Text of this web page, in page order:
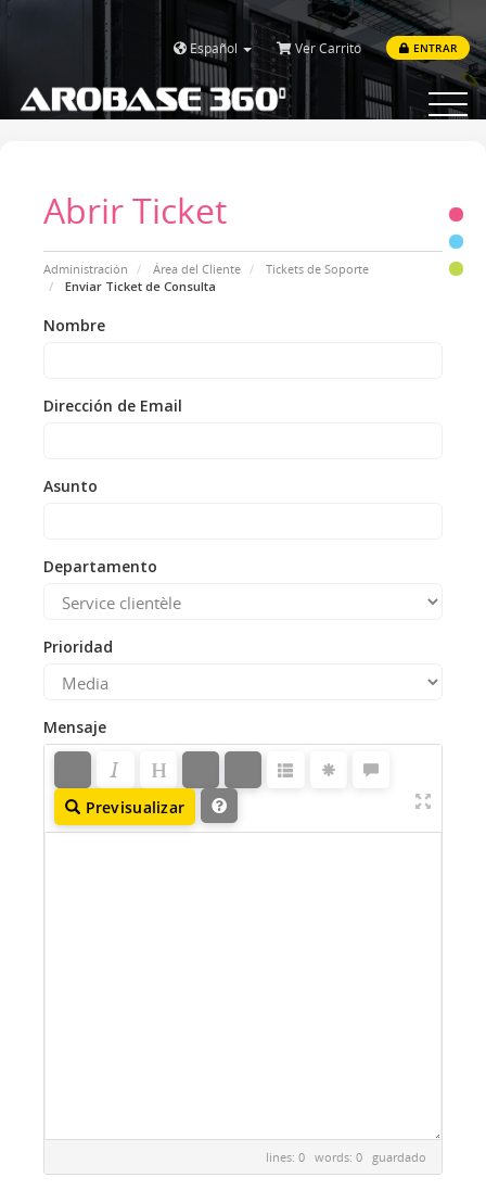
Español Ver Carrito ENTRAR
Toggle
Abrir Ticket
Administración Área del Cliente
Tickets de Soporte
Enviar Ticket de Consulta
Nombre
Dirección de Email
Asunto
Departamento
Prioridad
Mensaje
Previsualizar
lines: 0 words: 0 guardado